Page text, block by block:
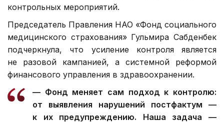
контрольных мероприятий.
Председатель Правления НАО «Фонд социального
медицинского страхования» Гульмира Сабденбек
подчеркнула, что усиление контроля является
не разовой кампанией, а системной реформой
финансового управления в здравоохранении.
— Фонд меняет сам подход к контролю:
от выявления нарушений постфактум —
к их предупреждению. Наша задача —